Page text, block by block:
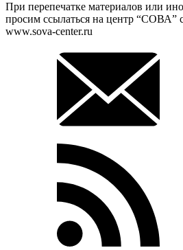
При перепечатке материалов или
просим ссылаться на центр “СОВА”
www.sova-center.ru